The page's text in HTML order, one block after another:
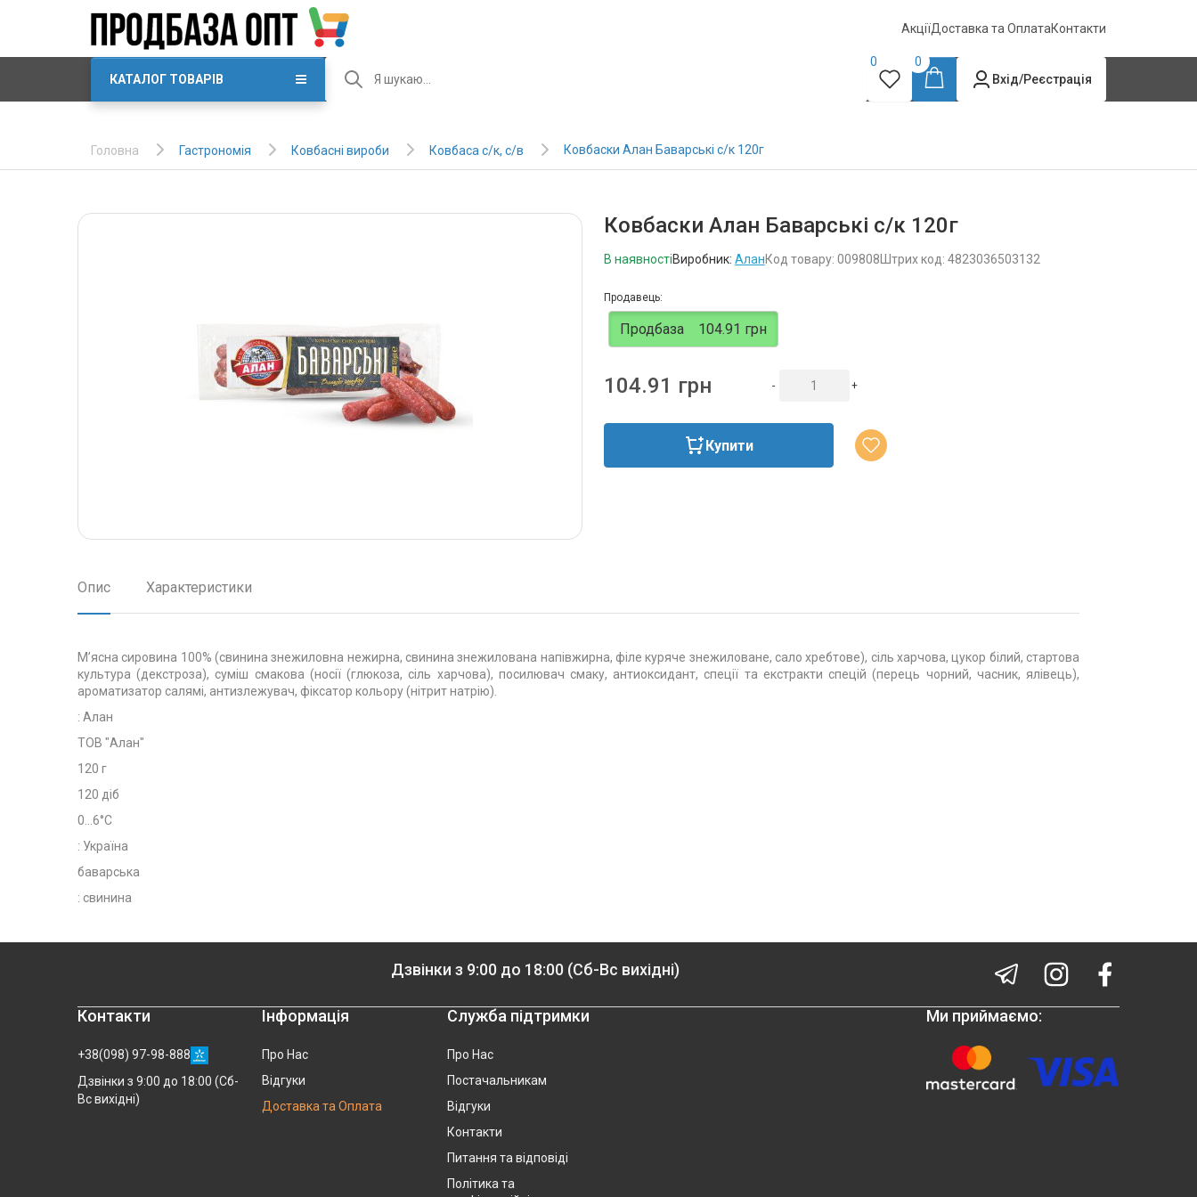
АкціїДоставка та ОплатаКонтакти
КАТАЛОГ ТОВАРІВ
0
0
Вхід/Реєстрація
Головна Гастрономія Ковбасні вироби Ковбаса с/к, с/в Ковбаски Алан Баварські с/к 120г
Ковбаски Алан Баварські с/к 120г
В наявностіВиробник: АланКод товару: 009808 Штрих код: 4823036503132
Продавець:
Продбаза 104.91 грн
104.91 грн - +
Купити
Опис Характеристики
М’ясна сировина 100% (свинина знежиловна нежирна, свинина знежилована напівжирна, філе куряче знежиловане, сало хребтове), сіль харчова, цукор білий, стартова
культура (декстроза), суміш смакова (носії (глюкоза, сіль харчова), посилювач смаку, антиоксидант, спеції та екстракти спецій (перець чорний, часник, ялівець),
ароматизатор салямі, антизлежувач, фіксатор кольору (нітрит натрію).
: Алан
ТОВ "Алан"
120 г
120 діб
0...6°C
: Україна
баварська
: свинина
Дзвінки з 9:00 до 18:00 (Сб-Вс вихідні)
Контакти
+38(098) 97-98-888
Дзвінки з 9:00 до 18:00 (Сб-
Вс вихідні)
Інформація
Про Нас
Відгуки
Доставка та Оплата
Служба підтримки
Про Нас
Постачальникам
Відгуки
Контакти
Питання та відповіді
Політика та
Ми приймаємо: